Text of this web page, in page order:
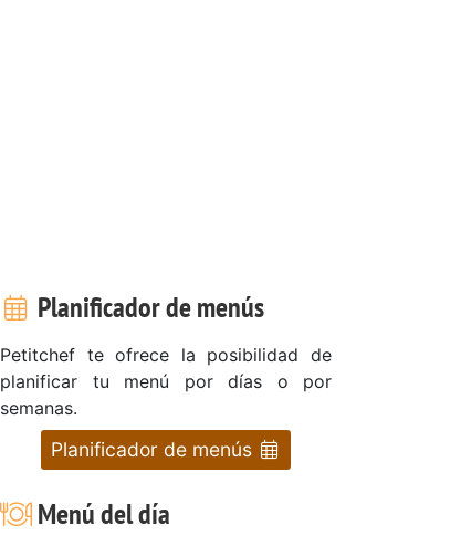
Planificador de menús
Petitchef te ofrece la posibilidad de
planificar tu menú por días o por
semanas.
Planificador de menús
Menú del día